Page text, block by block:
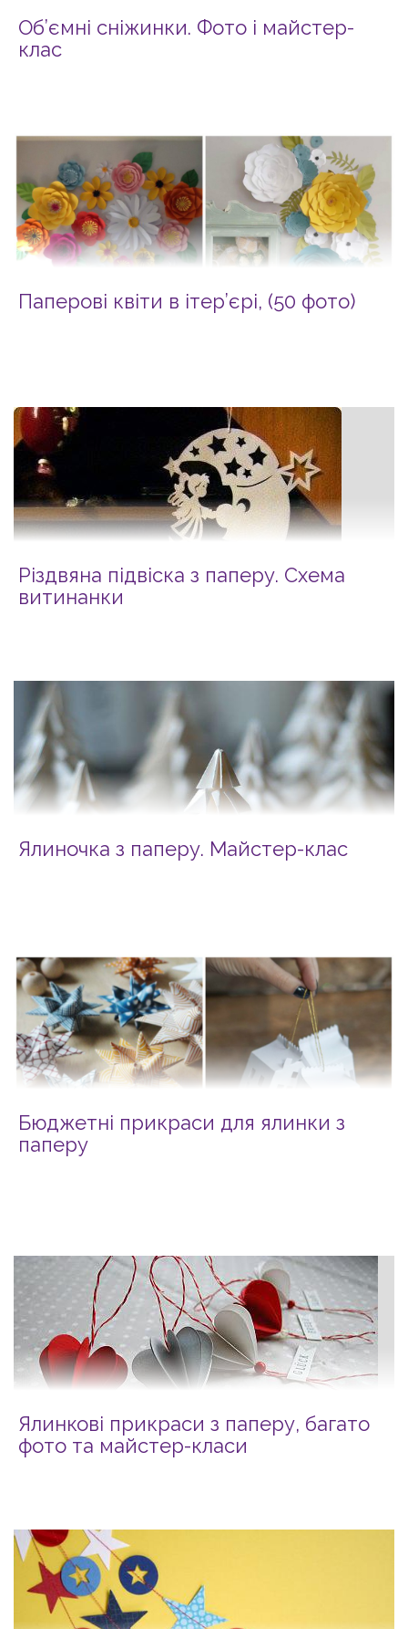
Об’ємні сніжинки. Фото і майcтер-
клас
Паперові квіти в ітер’єрі, (50 фото)
Різдвяна підвіска з паперу. Схема
витинанки
Ялиночка з паперу. Майстер-клас
Бюджетні прикраси для ялинки з
паперу
Ялинкові прикраси з паперу, багато
фото та майстер-класи